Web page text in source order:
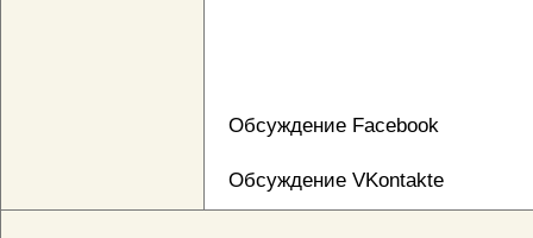
Обсуждение Facebook
Обсуждение VKontakte